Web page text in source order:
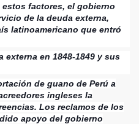
factores, el gobierno
de la deuda externa,
latinoamericano que entró
externa en 1848-1849 y sus
de guano de Perú a
ingleses la
Los reclamos de los
apoyo del gobierno